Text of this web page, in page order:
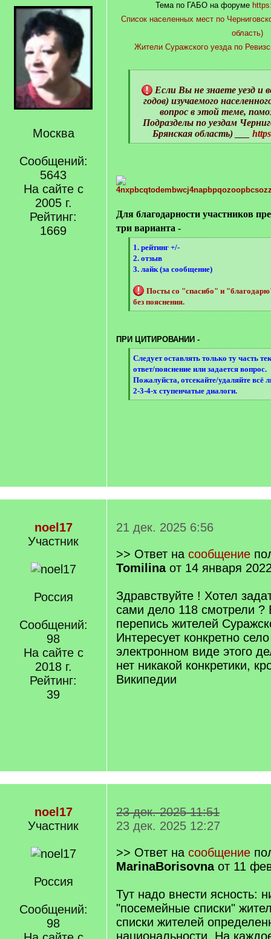
Москва
Сообщений:
5643
На сайте с
2005 г.
Рейтинг:
1669
Тема по ГАБО на форуме
Список населенных мест по
область)
Жители Суражского уезда по
Если Вы не знаете уезд и
годов) изучаемого
вопрос в этой теме,
Подразделы по уездам
Брянская область) ___
[
Для благодарности участников
три варианта -
[
q
]
1. рейтинг +/-
2. отзыв
3. лайк (за сообщение)
Посты со "спасибо" и
без пояснения.
[
q
]
ПРИ ЦИТИРОВАНИИ -
[
q
]
Следует оставлять только ту часть
ответ/пояснение или задается вопрос.
Пожалуйста, отсекайте/удаляйте всё
2-3-4-х ступенчатые диалоги.
[
noel17
Участник
Россия
Сообщений:
98
На сайте с
2018 г.
Рейтинг:
39
21 дек. 2025 6:56
>> Ответ на сообщение
Tomilinaот 14 января
Здравствуйте ! Хотел
сами дело 118 смотрели ?
перепись жителей
Интересует конкретно
электронном виде этого
нет никакой конкретики,
Википедии
noel17
Участник
Россия
Сообщений:
98
23 дек. 2025 11:51
23 дек. 2025 12:27
>> Ответ на сообщение
MarinaBorisovnaот 11
Тут надо внести ясность:
"посемейные списки"
списки жителей
национальности. На